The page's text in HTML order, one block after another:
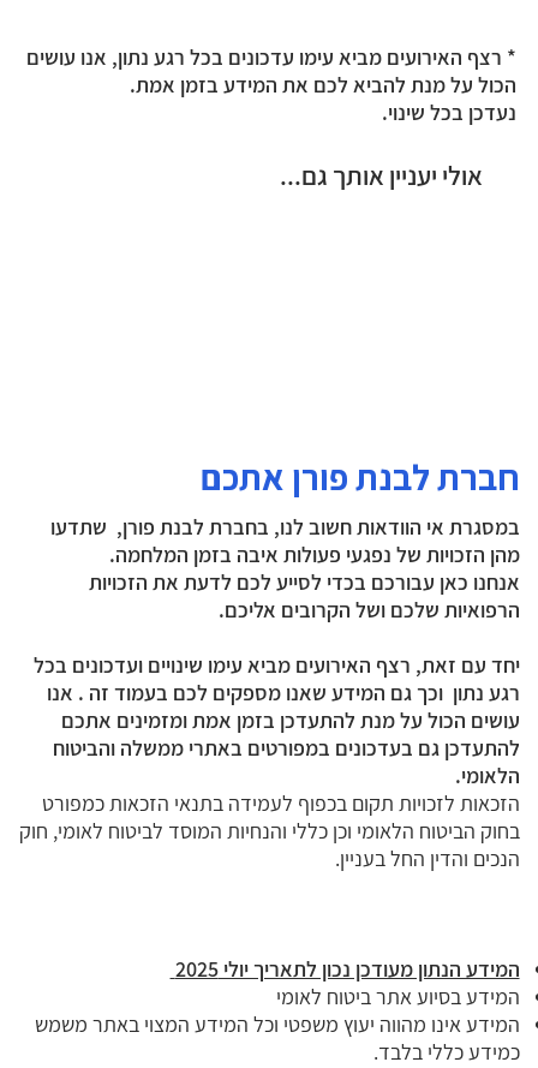
* רצף האירועים מביא עימו עדכונים בכל רגע נתון, אנו עושים
הכול על מנת להביא לכם את המידע בזמן אמת.
נעדכן בכל שינוי.
אולי יעניין אותך גם...
חברת לבנת פורן אתכם
במסגרת אי הוודאות חשוב לנו, בחברת לבנת פורן, שתדעו
מהן הזכויות של נפגעי פעולות איבה בזמן המלחמה.
אנחנו כאן עבורכם בכדי לסייע לכם לדעת את הזכויות
הרפואיות שלכם ושל הקרובים אליכם.
יחד עם זאת, רצף האירועים מביא עימו שינויים ועדכונים בכל
רגע נתון וכך גם המידע שאנו מספקים לכם בעמוד זה . אנו
עושים הכול על מנת להתעדכן בזמן אמת ומזמינים אתכם
להתעדכן גם בעדכונים במפורטים באתרי ממשלה והביטוח
הלאומי.
הזכאות לזכויות תקום בכפוף לעמידה בתנאי הזכאות כמפורט
בחוק הביטוח הלאומי וכן כללי והנחיות המוסד לביטוח לאומי, חוק
הנכים והדין החל בעניין.
המידע הנתון מעודכן נכון לתאריך יולי 2025
המידע בסיוע אתר ביטוח לאומי
המידע אינו מהווה יעוץ משפטי וכל המידע המצוי באתר משמש
כמידע כללי בלבד.